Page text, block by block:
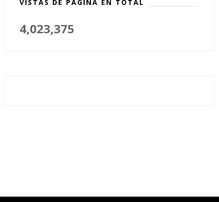
VISTAS DE PÁGINA EN TOTAL
4,023,375